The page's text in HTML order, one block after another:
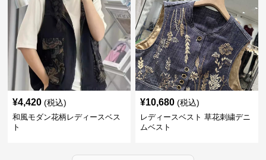
¥4,420 (税込)
和風モダン花柄レディースベス
ト
¥10,680 (税込)
レディースベスト 草花刺繍デニ
ムベスト